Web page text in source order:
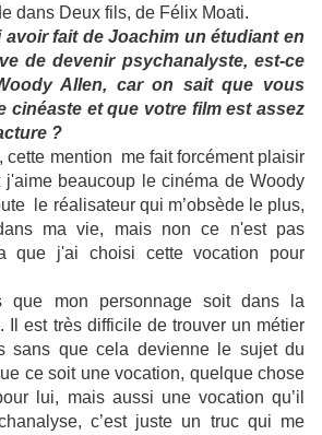
fait de Joachim un étudiant en
de devenir psychanalyste, est-ce
Allen, car on sait que vous
cinéaste et que votre film est assez
?
cette mention me fait forcément plaisir
j'aime beaucoup le cinéma de Woody
le réalisateur qui m’obsède le plus,
ma vie, mais non ce n'est pas
que j'ai choisi cette vocation pour
que mon personnage soit dans la
Il est très difficile de trouver un métier
sans que cela devienne le sujet du
ce soit une vocation, quelque chose
lui, mais aussi une vocation qu’il
c’est juste un truc qui me